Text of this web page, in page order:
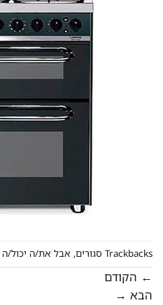
Trackbacks סגורים, אבל את/ה יכול/ה
← הקודם
הבא →